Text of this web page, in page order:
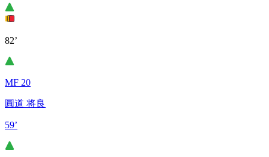
82’
MF 20
圓道 将良
59’